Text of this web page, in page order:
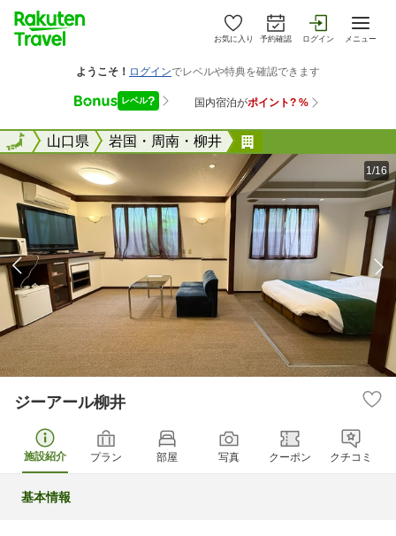
お気に入り 予約確認 ログイン メニュー
全国山口県 岩国・周南・柳井
全国
1/16
ジーアール柳井
施設紹介 プラン 部屋 写真 クーポン クチコミ
基本情報